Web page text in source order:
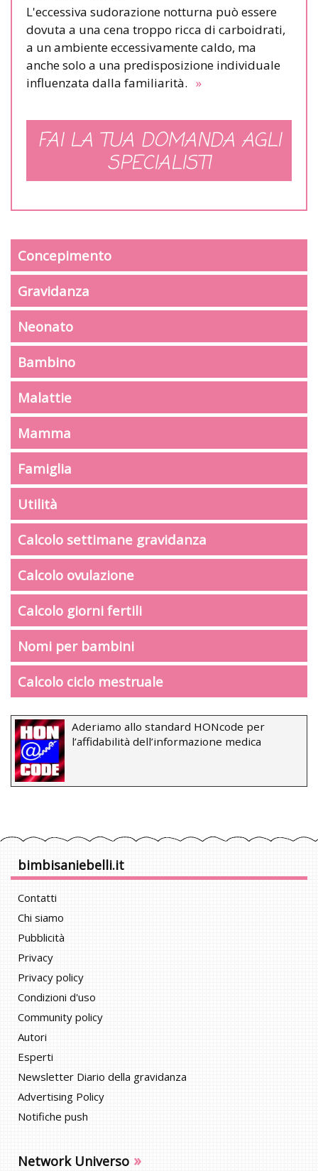
L'eccessiva sudorazione notturna può essere
dovuta a una cena troppo ricca di carboidrati,
a un ambiente eccessivamente caldo, ma
anche solo a una predisposizione individuale
influenzata dalla familiarità. »
FAI LA TUA DOMANDA AGLI
SPECIALISTI
Concepimento
Gravidanza
Neonato
Bambino
Malattie
Mamma
Famiglia
Utilità
Calcolo settimane gravidanza
Calcolo ovulazione
Calcolo giorni fertili
Nomi per bambini
Calcolo ciclo mestruale
Aderiamo allo standard HONcode per
l’affidabilità dell’informazione medica
bimbisaniebelli.it
Contatti
Chi siamo
Pubblicità
Privacy
Privacy policy
Condizioni d'uso
Community policy
Autori
Esperti
Newsletter Diario della gravidanza
Advertising Policy
Notifiche push
Network Universo »